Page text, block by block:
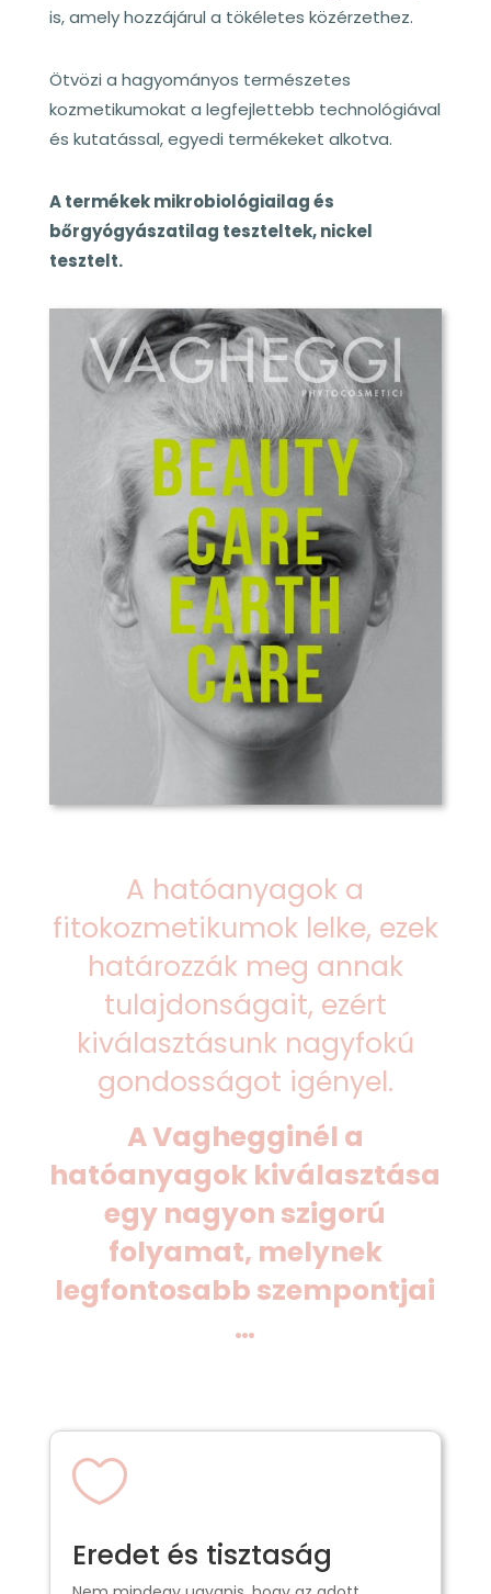
is, amely hozzájárul a tökéletes közérzethez.
Ötvözi a hagyományos természetes
kozmetikumokat a legfejlettebb technológiával
és kutatással, egyedi termékeket alkotva.
A termékek mikrobiológiailag és
bőrgyógyászatilag teszteltek, nickel
tesztelt.
A hatóanyagok a
fitokozmetikumok lelke, ezek
határozzák meg annak
tulajdonságait, ezért
kiválasztásunk nagyfokú
gondosságot igényel.
A Vaghegginél a
hatóanyagok kiválasztása
egy nagyon szigorú
folyamat, melynek
legfontosabb szempontjai
…

Eredet és tisztaság